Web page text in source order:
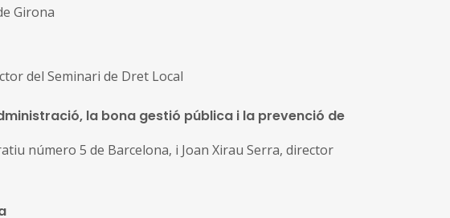
Girona
del Seminari de Dret Local
la bona gestió pública i la prevenció de
número 5 de Barcelona, i Joan Xirau Serra, director